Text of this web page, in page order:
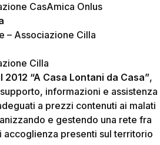
CasAmica Onlus
– Associazione Cilla
Cilla
2012 “A Casa Lontani da Casa”,
informazioni e assistenza
a prezzi contenuti ai malati
e gestendo una rete fra
accoglienza presenti sul territorio